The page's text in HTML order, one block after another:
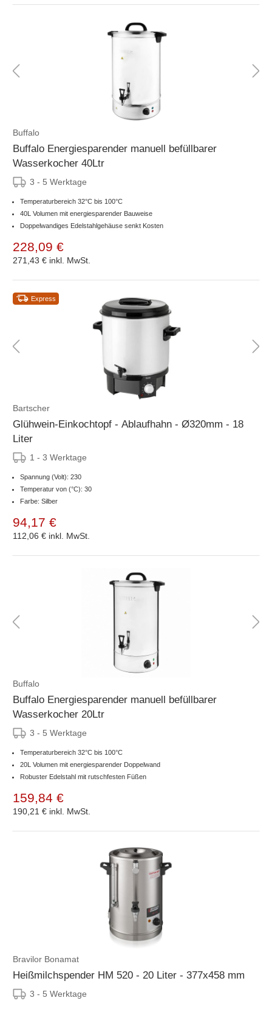
Buffalo
Buffalo Energiesparender manuell befüllbarer
Wasserkocher 40Ltr
3 - 5 Werktage
Temperaturbereich 32°C bis 100°C
40L Volumen mit energiesparender Bauweise
Doppelwandiges Edelstahlgehäuse senkt Kosten
228,09 €
271,43 € inkl. MwSt.
Express
Bartscher
Glühwein-Einkochtopf - Ablaufhahn - Ø320mm - 18
Liter
1 - 3 Werktage
Spannung (Volt): 230
Temperatur von (°C): 30
Farbe: Silber
94,17 €
112,06 € inkl. MwSt.
Buffalo
Buffalo Energiesparender manuell befüllbarer
Wasserkocher 20Ltr
3 - 5 Werktage
Temperaturbereich 32°C bis 100°C
20L Volumen mit energiesparender Doppelwand
Robuster Edelstahl mit rutschfesten Füßen
159,84 €
190,21 € inkl. MwSt.
Bravilor Bonamat
Heißmilchspender HM 520 - 20 Liter - 377x458 mm
3 - 5 Werktage